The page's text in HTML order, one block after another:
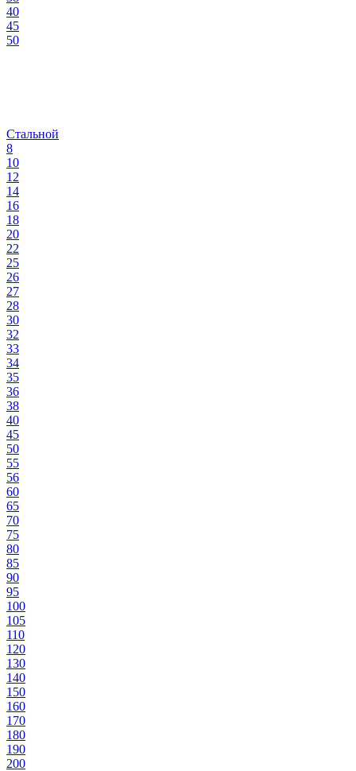
40
45
50
Стальной
8
10
12
14
16
18
20
22
25
26
27
28
30
32
33
34
35
36
38
40
45
50
55
56
60
65
70
75
80
85
90
95
100
105
110
120
130
140
150
160
170
180
190
200